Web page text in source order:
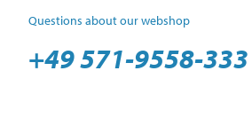
Questions about our webshop
+49 571-9558-333